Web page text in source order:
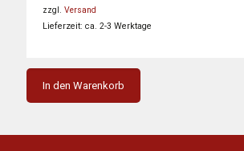
war:
47,00 €29,00 €.
zzgl. Versand
Lieferzeit: ca. 2-3 Werktage
In den Warenkorb